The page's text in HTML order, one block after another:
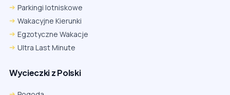
Parkingi lotniskowe
Wakacyjne Kierunki
Egzotyczne Wakacje
Ultra Last Minute
Wycieczki z Polski